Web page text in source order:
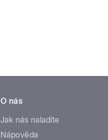
O nás
Jak nás naladíte
Nápověda